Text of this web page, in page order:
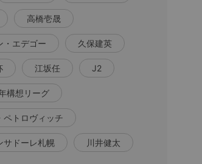
高橋壱晟
・エデゴー 久保建英
江坂任 J2
構想リーグ
ペトロヴィッチ
サドーレ札幌 川井健太